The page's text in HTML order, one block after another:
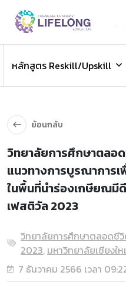
ข่าวประ
ข่าวสารองค์กร ข่าวสารกิจก
หลักสูตร Reskill/Upskill
ย้อนกลับ
วิทยาลัยการศึกษาตลอ
แนวทางการบูรณาการ
ในพื้นที่นำร่องเกษียณมี
เฟสติวัล 2023
วิทยาลัยการศึกษาตลอดชี
2023, มหาวิทยาลัยเชียงใ
7 ธันวาคม 2566 เวลา